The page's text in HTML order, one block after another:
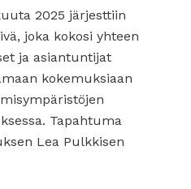
2025 järjesttiin
joka kokosi yhteen
ja asiantuntijat
kokemuksiaan
Tapahtuma
Lea Pulkkisen